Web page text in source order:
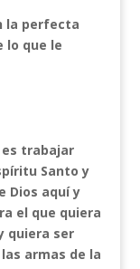
la perfecta
lo que le
trabajar
Santo y
Dios aquí y
el que quiera
quiera ser
armas de la